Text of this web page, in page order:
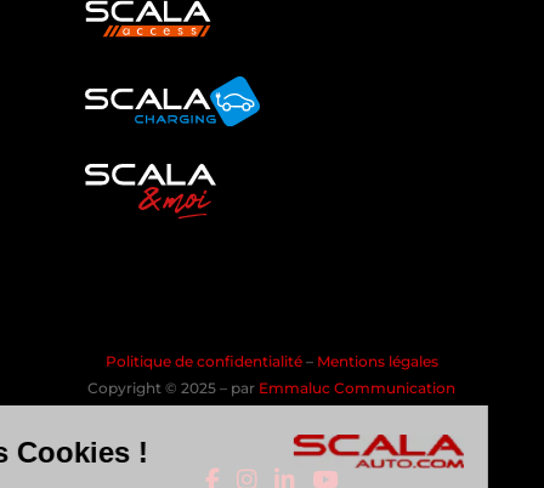
Politique de confidentialité – Mentions légales
Copyright © 2025 – par Emmaluc Communication
les Cookies !